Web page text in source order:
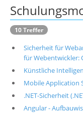
10 Treffer
Sicherheit für
für Webentwickler:
Künstliche
Mobile Application
.NET-Sicherheit
Angular -